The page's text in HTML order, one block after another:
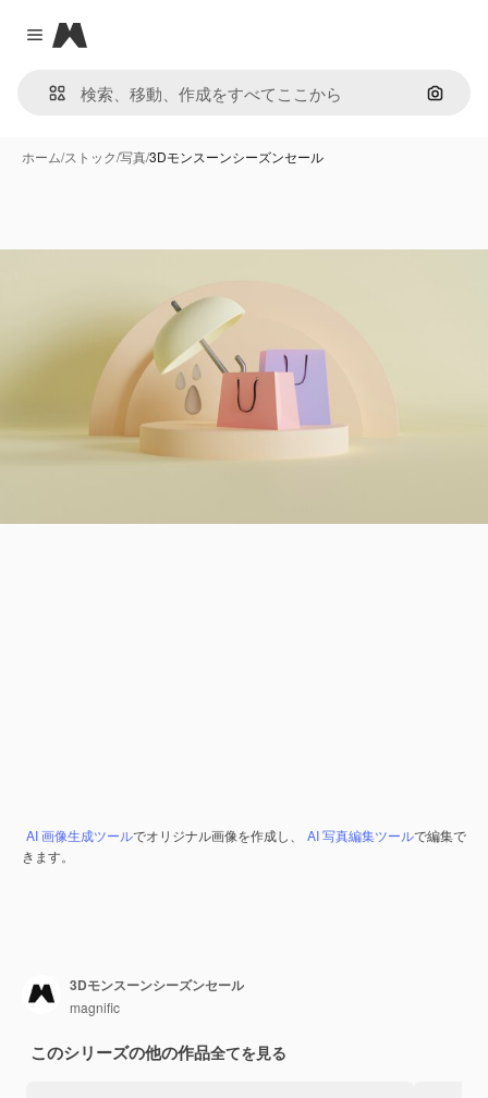
Close menu
Magnific
画像で
ホーム/ストック/写真/3Dモンスーンシーズンセール
AI 画像生成ツールでオリジナル画像を作成し、 AI 写真編集ツールで編集で
きます。
3Dモンスーンシーズンセール
magnific
このシリーズの他の作品全てを見る